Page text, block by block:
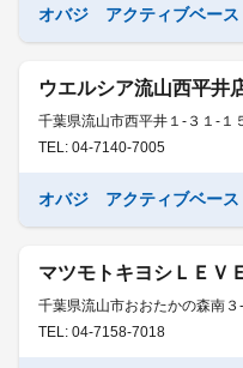
オバジ アクティブベー
ウエルシア流山西平井
千葉県流山市西平井１-３１-１
TEL: 04-7140-7005
オバジ アクティブベー
マツモトキヨシＬＥＶ
千葉県流山市おおたかの森南３
TEL: 04-7158-7018